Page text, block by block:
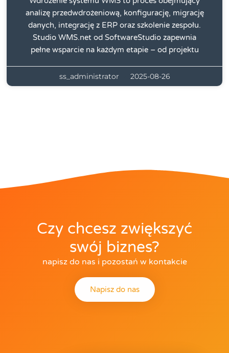
analizę przedwdrożeniową, konfigurację, migrację
danych, integrację z ERP oraz szkolenie zespołu.
Studio WMS.net od SoftwareStudio zapewnia
pełne wsparcie na każdym etapie – od projektu
ss_administrator 2025-08-26
Czy chcesz zwiększyć
swój biznes?
napisz do nas i pozostań w kontakcie
Napisz do nas